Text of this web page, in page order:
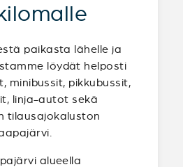
paikasta lähelle ja
löydät helposti
minibussit, pikkubussit,
linja-autot sekä
tilausajokaluston
alueella